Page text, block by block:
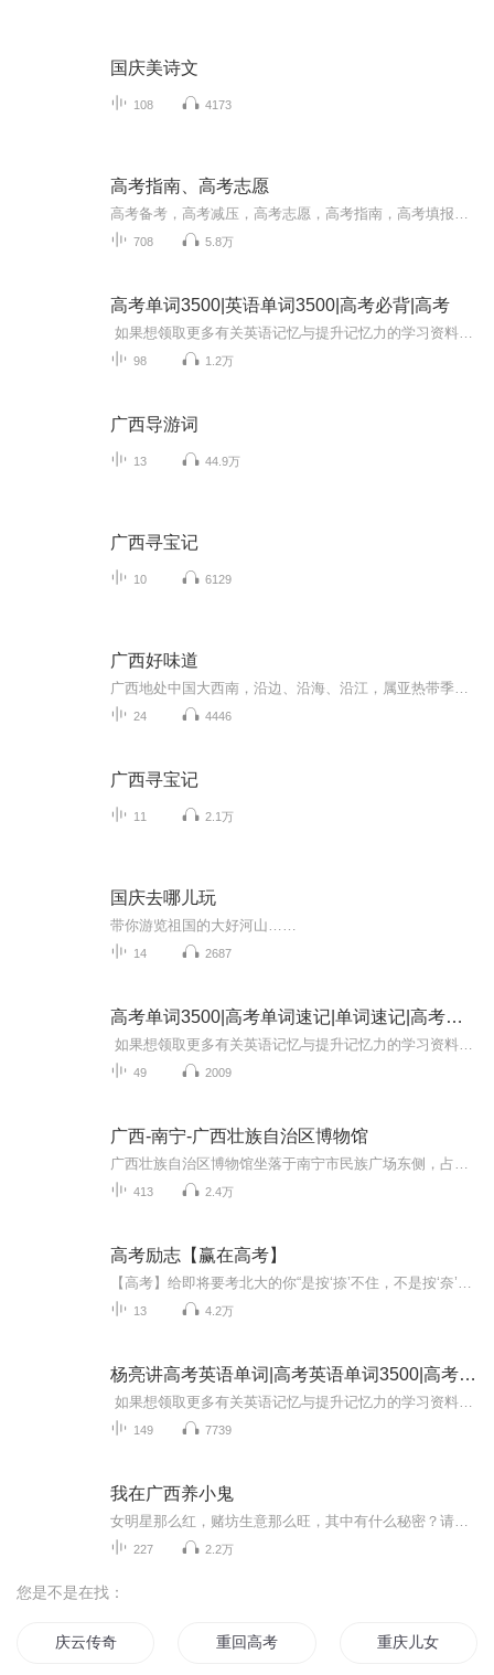
国庆美诗文
108 4173
高考指南、高考志愿
708 5.8万
高考单词3500|英语单词3500|高考必背|高考
98 1.2万
广西导游词
13 44.9万
广西寻宝记
10 6129
广西好味道
24 4446
广西寻宝记
11 2.1万
国庆去哪儿玩
带你游览祖国的大好河山……
14 2687
高考单词3500|高考单词速记|单词速记|高考英语
49 2009
广西-南宁-广西壮族自治区博物馆
413 2.4万
高考励志【赢在高考】
13 4.2万
杨亮讲高考英语单词|高考英语单词3500|高考单词
149 7739
我在广西养小鬼
227 2.2万
您是不是在找：
庆云传奇 重回高考 重庆儿女